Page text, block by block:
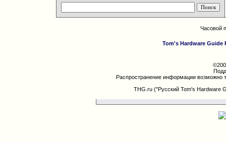
Часовой
Tom's Hardware Guide
Распространение информации возможно
THG.ru ("Русский Tom's Hardware